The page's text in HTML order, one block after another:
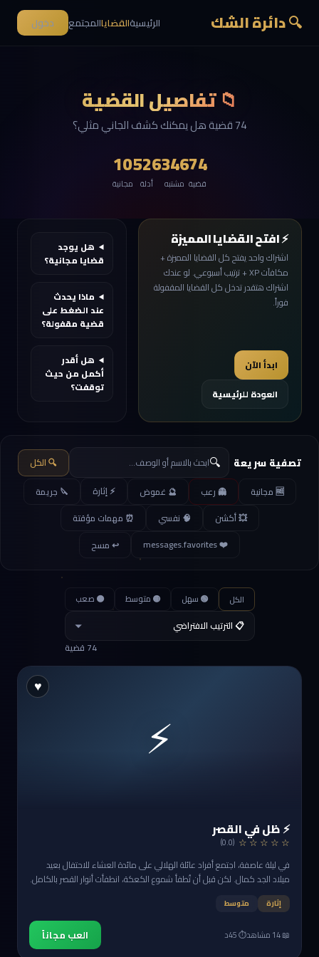
🔍 دائرة الشك الرئيسيةالقضاياالمجتمع دخول
📁 تفاصيل القضية
74 قضية هل يمكنك كشف الجاني مثلي؟
74
قضية
346
مشتبه
526
أدلة
10
مجانية
⚡ افتح القضايا المميزة
اشتراك واحد يفتح كل القضايا المميزة +
مكافآت XP + ترتيب أسبوعي. لو عندك
اشتراك هتقدر تدخل كل القضايا المقفولة
فوراً.
ابدأ الآن
العودة للرئيسية
هل يوجد
قضايا مجانية؟
ماذا يحدث
عند الضغط على
قضية مقفولة؟
هل أقدر
أكمل من حيث
توقفت؟
تصفية سريعة 🔍
🔍 الكل
🆓 مجانية
👻 رعب 🔮 غموض ⚡ إثارة
🔪 جريمة
💥 أكشن
🧠 نفسي
⏰ مهمات مؤقتة
❤️ messages.favorites
↩ مسح
الكل 🟢 سهل 🟡 متوسط 🟠 صعب
74 قضية
♥
⚡
⚡ ظل في القصر
☆ ☆ ☆ ☆ ☆
(0.0)
في ليلة عاصفة، اجتمع أفراد عائلة الهلالي على مائدة العشاء للاحتفال بعيد
ميلاد الجد كمال. لكن قبل أن تُطفأ شموع الكعكة، انطفأت أنوار القصر بالكامل.
وحين عادت الكهرباء… كان كمال الهلالي مُلقى على الأرض بلا حراك، وخاتمه
الثمين قد اختفى.
إثارة متوسط
📖 14 مشاهد ⏱️ 45د العب مجاناً